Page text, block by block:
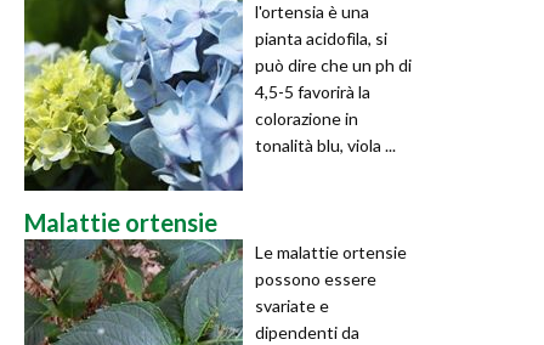
l'ortensia è una
pianta acidofìla, si
può dire che un ph di
4,5-5 favorirà la
colorazione in
tonalità blu, viola ...
Malattie ortensie
Le malattie ortensie
possono essere
svariate e
dipendenti da